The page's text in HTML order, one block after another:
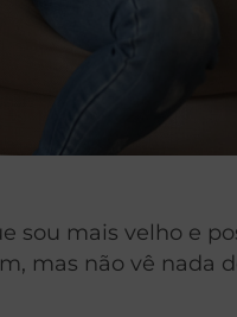
mais velho e
mas não vê nada